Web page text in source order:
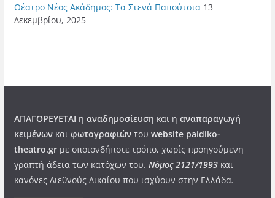
Θέατρο Νέος Ακάδημος: Τα Στενά Παπούτσια 13
Δεκεμβρίου, 2025
ΑΠΑΓΟΡΕΥΕΤΑΙ η αναδημοσίευση και η αναπαραγωγή
κειμένωνκαι φωτογραφιώντου website paidiko-
theatro.grμε οποιονδήποτε τρόπο, χωρίς προηγούμενη
γραπτή άδεια των κατόχων του. Νόμος 2121/1993και
κανόνες Διεθνούς Δικαίου που ισχύουν στην Ελλάδα.